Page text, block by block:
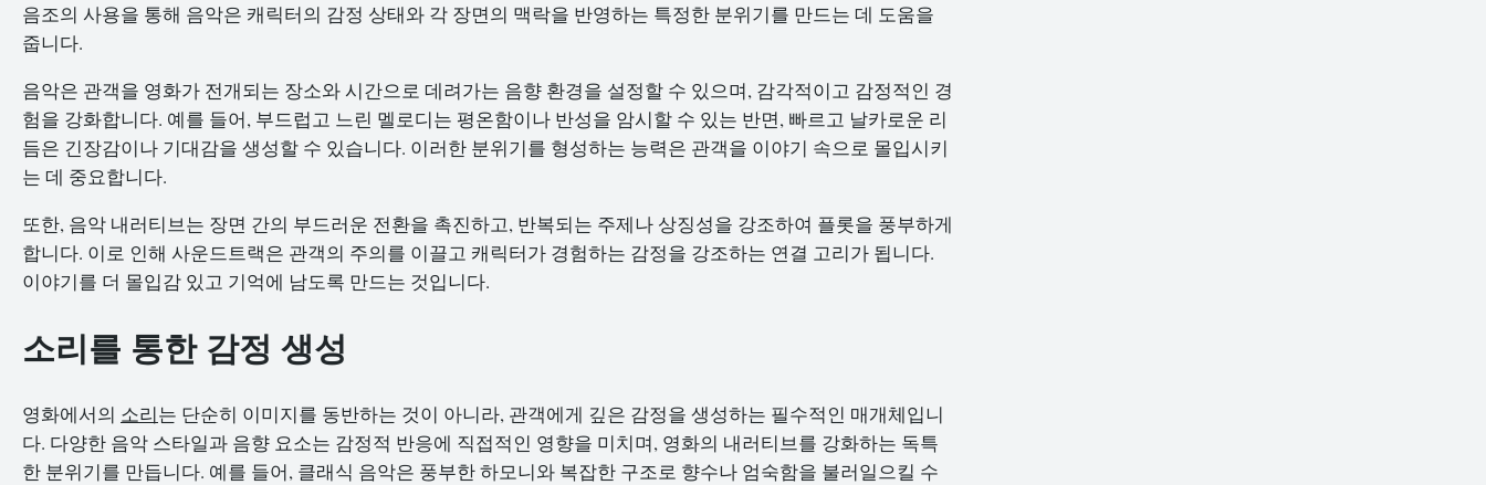
음조의 사용을 통해 음악은 캐릭터의 감정 상태와 각 장면의 맥락을 반영하는 특정한 분위기를 만드는 데 도움을
줍니다.
음악은 관객을 영화가 전개되는 장소와 시간으로 데려가는 음향 환경을 설정할 수 있으며, 감각적이고 감정적인 경
험을 강화합니다. 예를 들어, 부드럽고 느린 멜로디는 평온함이나 반성을 암시할 수 있는 반면, 빠르고 날카로운 리
듬은 긴장감이나 기대감을 생성할 수 있습니다. 이러한 분위기를 형성하는 능력은 관객을 이야기 속으로 몰입시키
는 데 중요합니다.
또한, 음악 내러티브는 장면 간의 부드러운 전환을 촉진하고, 반복되는 주제나 상징성을 강조하여 플롯을 풍부하게
합니다. 이로 인해 사운드트랙은 관객의 주의를 이끌고 캐릭터가 경험하는 감정을 강조하는 연결 고리가 됩니다.
이야기를 더 몰입감 있고 기억에 남도록 만드는 것입니다.
소리를 통한 감정 생성
영화에서의 소리는 단순히 이미지를 동반하는 것이 아니라, 관객에게 깊은 감정을 생성하는 필수적인 매개체입니
다. 다양한 음악 스타일과 음향 요소는 감정적 반응에 직접적인 영향을 미치며, 영화의 내러티브를 강화하는 독특
한 분위기를 만듭니다. 예를 들어, 클래식 음악은 풍부한 하모니와 복잡한 구조로 향수나 엄숙함을 불러일으킬 수